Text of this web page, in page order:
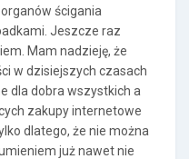
ścigania
Jeszcze raz
Mam nadzieję, że
w dzisiejszych czasach
dla dobra wszystkich a
zakupy internetowe
dlatego, że nie można
już nawet nie